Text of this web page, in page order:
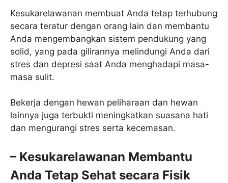
Kesukarelawanan membuat Anda tetap terhubung
secara teratur dengan orang lain dan membantu
Anda mengembangkan sistem pendukung yang
solid, yang pada gilirannya melindungi Anda dari
stres dan depresi saat Anda menghadapi masa-
masa sulit.
Bekerja dengan hewan peliharaan dan hewan
lainnya juga terbukti meningkatkan suasana hati
dan mengurangi stres serta kecemasan.
– Kesukarelawanan Membantu
Anda Tetap Sehat secara Fisik